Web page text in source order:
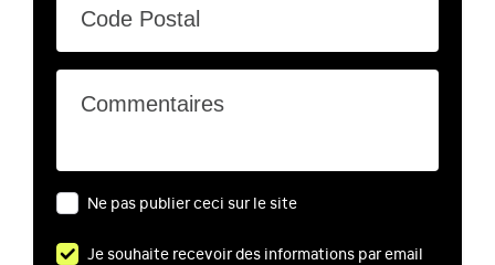
Code Postal
Commentaires
Ne pas publier ceci sur le site
Je souhaite recevoir des informations par email